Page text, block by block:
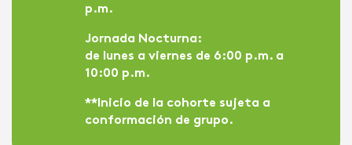
p.m.
Jornada Nocturna:
de lunes a viernes de 6:00 p.m. a
10:00 p.m.
**Inicio de la cohorte sujeta a
conformación de grupo.